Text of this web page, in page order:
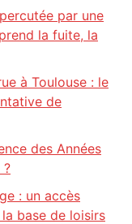
par une
la fuite, la
à Toulouse : le
de
des Années
?
: un accès
base de loisirs